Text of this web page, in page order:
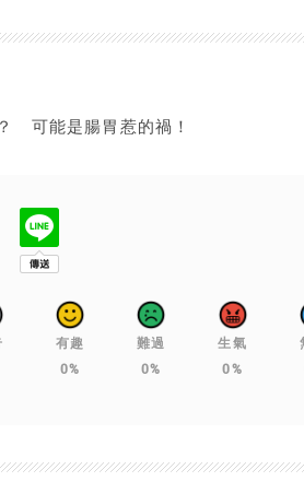
可能是腸胃惹的禍！
有趣
0%
難過
0%
生氣
0%